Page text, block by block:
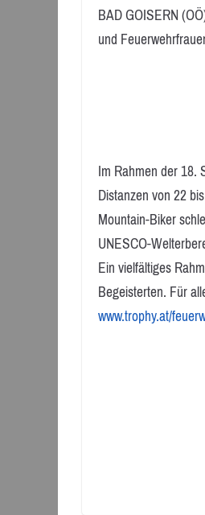
BAD GOISERN
und
Im Rahmen der 18.
Distanzen von 22
Mountain-Biker
UNESCO-
Ein vielfältiges
Begeisterten. Für
www.trophy.at/